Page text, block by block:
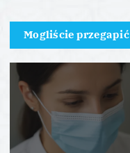
Mogliście przegapić